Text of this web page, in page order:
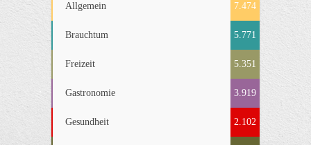
Allgemein 7.474
Brauchtum 5.771
Freizeit 5.351
Gastronomie 3.919
Gesundheit 2.102